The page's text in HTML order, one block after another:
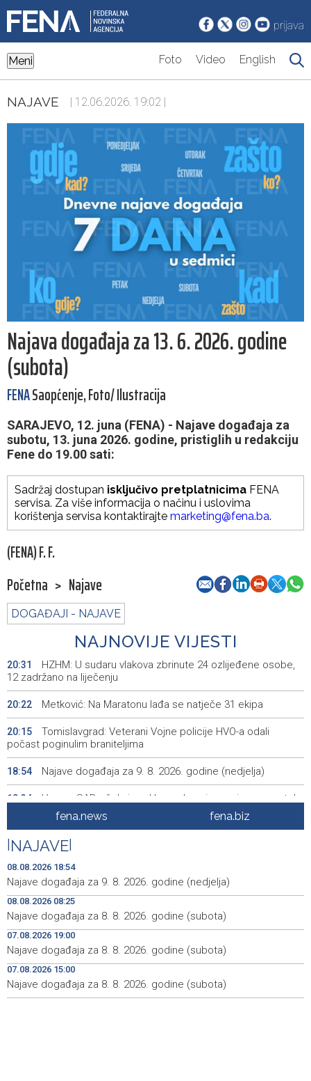
prijava
Meni Foto Video English
NAJAVE | 12.06.2026. 19:02 |
Najava događaja za 13. 6. 2026. godine
(subota)
FENASaopćenje, Foto/ Ilustracija
SARAJEVO, 12. juna (FENA) - Najave događaja za
subotu, 13. juna 2026. godine, pristiglih u redakciju
Fene do 19.00 sati:
Sadržaj dostupan isključivo pretplatnicima FENA
servisa. Za više informacija o načinu i uslovima
korištenja servisa kontaktirajte marketing@fena.ba.
(FENA) F. F.
Početna > Najave
DOGAĐAJI - NAJAVE
NAJNOVIJE VIJESTI
20:31
HZHM: U sudaru vlakova zbrinute 24 ozlijeđene osobe,
12 zadržano na liječenju
20:22 Metković: Na Maratonu lađa se natječe 31 ekipa
20:15
Tomislavgrad: Veterani Vojne policije HVO-a odali
počast poginulim braniteljima
18:54 Najave događaja za 9. 8. 2026. godine (nedjelja)
18:34
Vance: SAD očekuje od Irana da osigura siguran protok
nafte kroz Hormuški moreuz
18:21
Iranski šef sigurnosti: Hormuški moreuz će ostati
zatvoren dok SAD ne ispuni zahtjeve Teherana
18:09
Iran 'vrlo blizu' dogovora s Omanom o novoj Hormuškoj
brodskoj ruti
18:05
Koncertom Marije Šerifović večeras se zatvara
manifestacija 'Dani dijaspore Travnik 2026'
17:26
Kod mosta Brčko - Gunja pronađene kosti, vještaci
sudske medicine utvrđuju porijeklo
17:15
'Pekijada' u Varešu okupila 37 ekipa iz četiri države
fena.news fena.biz
NAJAVE
08.08.2026 18:54
Najave događaja za 9. 8. 2026. godine (nedjelja)
08.08.2026 08:25
Najave događaja za 8. 8. 2026. godine (subota)
07.08.2026 19:00
Najave događaja za 8. 8. 2026. godine (subota)
07.08.2026 15:00
Najave događaja za 8. 8. 2026. godine (subota)